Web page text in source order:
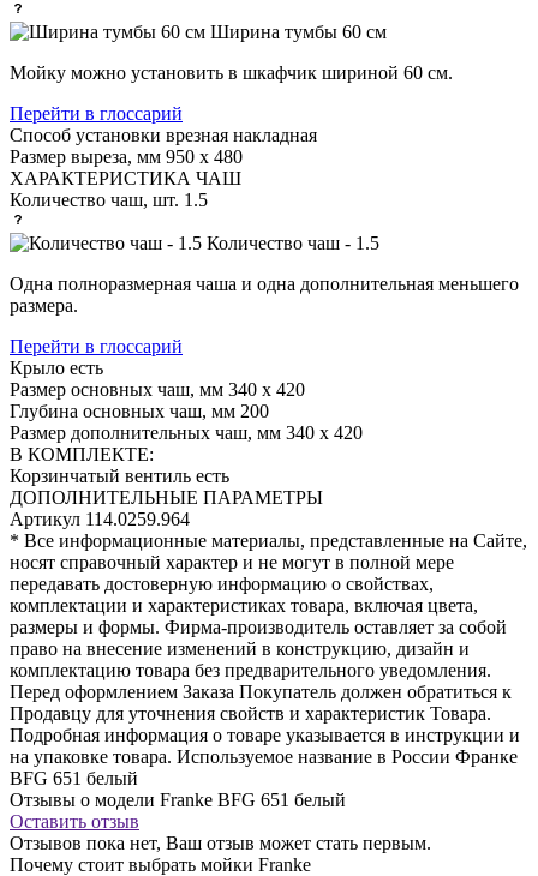
Ширина тумбы 60 см
Мойку можно установить в шкафчик шириной 60 см.
Перейти в глоссарий
Способ установки врезная накладная
Размер выреза, мм 950 х 480
ХАРАКТЕРИСТИКА ЧАШ
Количество чаш, шт. 1.5
Количество чаш - 1.5
Одна полноразмерная чаша и одна дополнительная меньшего
размера.
Перейти в глоссарий
Крыло есть
Размер основных чаш, мм 340 х 420
Глубина основных чаш, мм 200
Размер дополнительных чаш, мм 340 х 420
В КОМПЛЕКТЕ:
Корзинчатый вентиль есть
ДОПОЛНИТЕЛЬНЫЕ ПАРАМЕТРЫ
Артикул 114.0259.964
* Все информационные материалы, представленные на Сайте,
носят справочный характер и не могут в полной мере
передавать достоверную информацию о свойствах,
комплектации и характеристиках товара, включая цвета,
размеры и формы. Фирма-производитель оставляет за собой
право на внесение изменений в конструкцию, дизайн и
комплектацию товара без предварительного уведомления.
Перед оформлением Заказа Покупатель должен обратиться к
Продавцу для уточнения свойств и характеристик Товара.
Подробная информация о товаре указывается в инструкции и
на упаковке товара. Используемое название в России Франке
BFG 651 белый
Отзывы о модели Franke BFG 651 белый
Оставить отзыв
Отзывов пока нет, Ваш отзыв может стать первым.
Почему стоит выбрать мойки Franke